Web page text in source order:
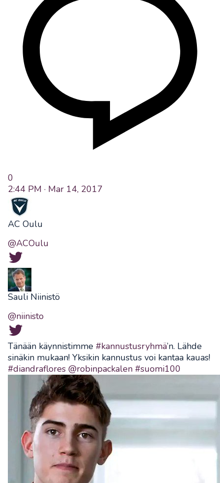
0
2:44 PM · Mar 14, 2017
AC Oulu
@ACOulu
Sauli Niinistö
@niinisto
Tänään käynnistimme #kannustusryhmä’n. Lähde
sinäkin mukaan! Yksikin kannustus voi kantaa kauas!
#diandraflores @robinpackalen #suomi100